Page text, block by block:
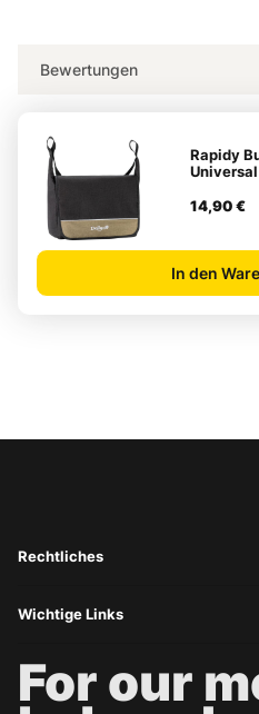
Bewertungen
Rapidy
14,90 €
In den
Rechtliches
Wichtige Links
For our